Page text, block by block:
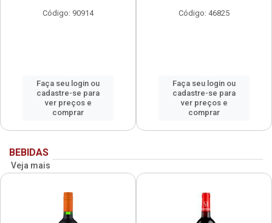
Código: 90914
Faça seu login ou
cadastre-se para
ver preços e
comprar
Código: 46825
Faça seu login ou
cadastre-se para
ver preços e
comprar
BEBIDAS
Veja mais